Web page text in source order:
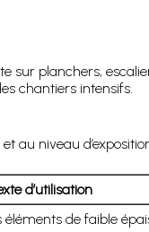
sur planchers,
chantiers intensifs.
au niveau
d’utilisation
de faible